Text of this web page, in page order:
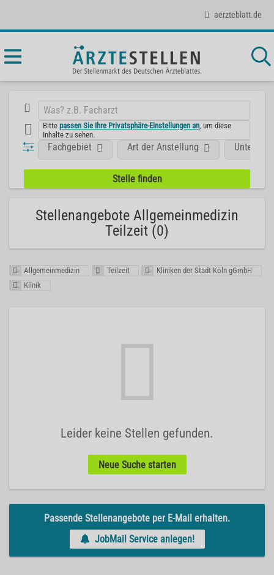
aerzteblatt.de
Bittepassen Sie Ihre Privatsphäre-Einstellungen an , um diese
Inhalte zu sehen.
Fachgebiet Art der Anstellung
Stellenangebote Allgemeinmedizin
Teilzeit (0)
Allgemeinmedizin Teilzeit
Kliniken der Stadt Köln gGmbH
Klinik
Leider keine Stellen gefunden.
Neue Suche starten
Passende Stellenangebote per E-Mail erhalten.
JobMail Service anlegen!